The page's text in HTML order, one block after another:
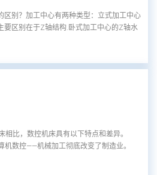
区别？加工中心有两种类型：立式加工中心
要区别在于Z轴结构.卧式加工中心的Z轴水
让我们一起学...
相比，数控机床具有以下特点和差异。
机数控——机械加工彻底改变了制造业。